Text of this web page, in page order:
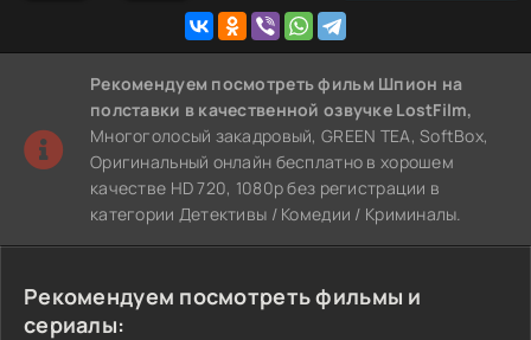
Рекомендуем посмотреть фильм Шпион на
полставки в качественной озвучке LostFilm,
Многоголосый закадровый, GREEN TEA, SoftBox,
Оригинальный онлайн бесплатно в хорошем
качестве HD 720, 1080p без регистрации в
категории Детективы / Комедии / Криминалы.
Рекомендуем посмотреть фильмы и
сериалы: